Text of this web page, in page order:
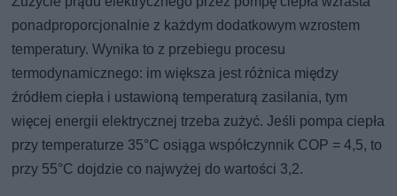
ponadproporcjonalnie z każdym dodatkowym wzrostem
temperatury. Wynika to z przebiegu procesu
termodynamicznego: im większa jest różnica między
źródłem ciepła i ustawioną temperaturą zasilania, tym
więcej energii elektrycznej trzeba zużyć. Jeśli pompa ciepła
przy temperaturze 35°C osiąga współczynnik COP = 4,5, to
przy 55°C dojdzie co najwyżej do wartości 3,2.